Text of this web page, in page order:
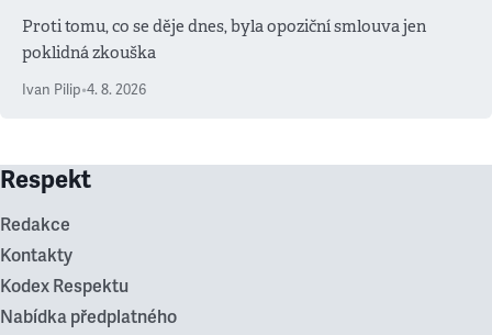
Proti tomu, co se děje dnes, byla opoziční smlouva jen
poklidná zkouška
Ivan Pilip•4. 8. 2026
Respekt
Redakce
Kontakty
Kodex Respektu
Nabídka předplatného